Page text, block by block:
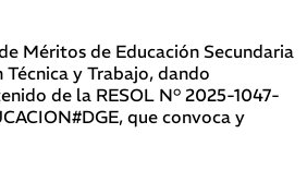
Méritos de Educación Secundaria
y Trabajo, dando
de la RESOL N° 2025-1047-
que convoca y